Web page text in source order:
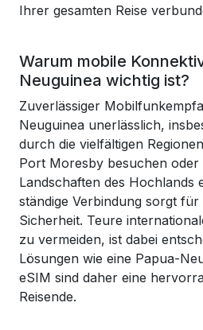
Ihrer gesamten Reise
Warum mobile
Neuguinea wichtig ist?
Zuverlässiger
Neuguinea unerlässlich,
durch die vielfältigen
Port Moresby besuchen oder
Landschaften des Hochlands
ständige Verbindung sorgt
Sicherheit. Teure
zu vermeiden, ist dabei
Lösungen wie eine Papua-
eSIM sind daher eine
Reisende.